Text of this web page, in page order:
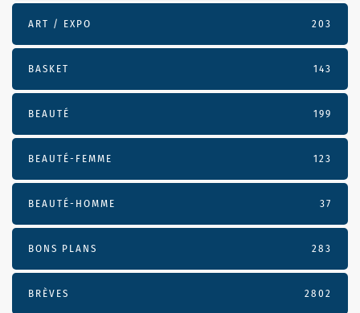
ART / EXPO 203
BASKET 143
BEAUTÉ 199
BEAUTÉ-FEMME 123
BEAUTÉ-HOMME 37
BONS PLANS 283
BRÈVES 2802